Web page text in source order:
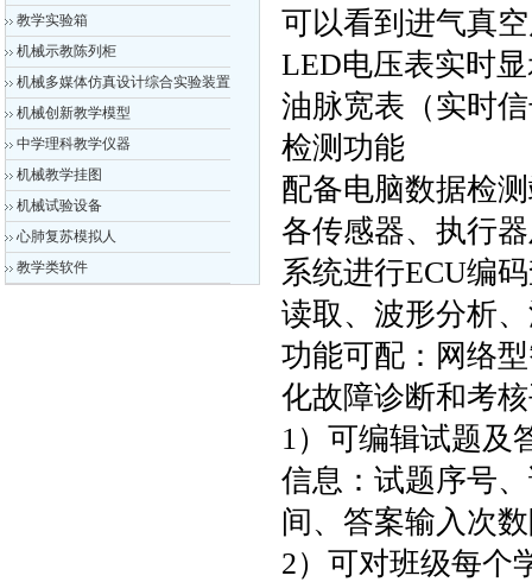
教学实验箱
机械示教陈列柜
机械多媒体仿真设计综合实验装置
机械创新教学模型
中学理科教学仪器
机械教学挂图
机械试验设备
心肺复苏模拟人
教学类软件
可以看到进气真
LED电压表实时
油脉宽表（实时
检测功能
配备电脑数据检
各传感器、执行
系统进行ECU编
读取、波形分析
功能可配：网络
化故障诊断和考
1）可编辑试题及
信息：试题序号
间、答案输入次
2）可对班级每个